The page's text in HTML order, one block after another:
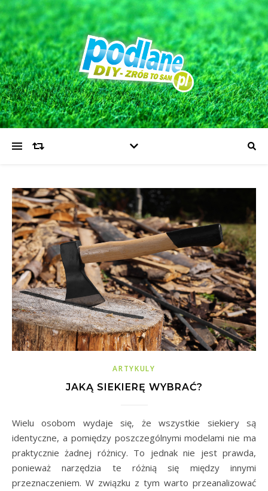
ARTYKULY
JAKĄ SIEKIERĘ WYBRAĆ?
Wielu osobom wydaje się, że wszystkie siekiery są
identyczne, a pomiędzy poszczególnymi modelami nie ma
praktycznie żadnej różnicy. To jednak nie jest prawda,
ponieważ narzędzia te różnią się między innymi
przeznaczeniem. W związku z tym warto przeanalizować